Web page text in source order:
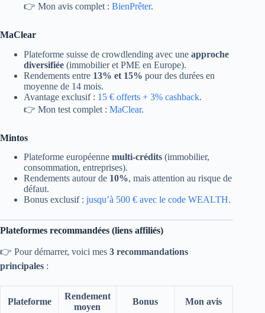
👉 Mon avis complet : BienPrêter.
MaClear
Plateforme suisse de crowdlending avec une approche
diversifiée (immobilier et PME en Europe).
Rendements entre 13% et 15% pour des durées en
moyenne de 14 mois.
Avantage exclusif : 15 € offerts + 3% cashback.
👉 Mon test complet : MaClear.
Mintos
Plateforme européenne multi-crédits (immobilier,
consommation, entreprises).
Rendements autour de 10%, mais attention au risque de
défaut.
Bonus exclusif : jusqu’à 500 € avec le code WEALTH.
Plateformes recommandées (liens affiliés)
👉 Pour démarrer, voici mes 3 recommandations
principales :
Plateforme
Rendement
moyen
Bonus Mon avis